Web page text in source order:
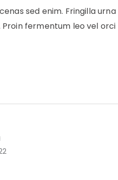
sed enim. Fringilla
fermentum leo vel